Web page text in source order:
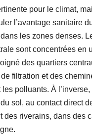
pour le climat,
l’avantage sanitaire
les zones denses.
sont concentrées en
des quartiers
filtration et des
polluants. À
sol, au contact direct
des riverains, dans des